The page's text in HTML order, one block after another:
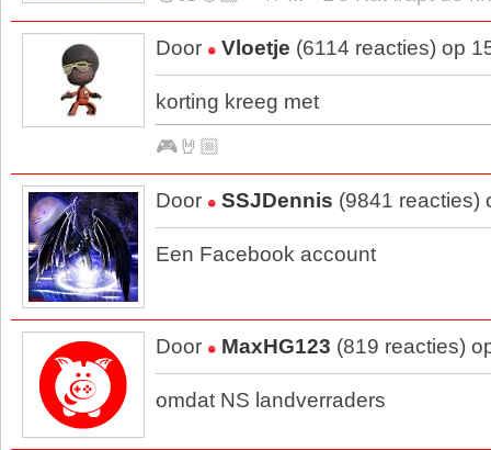
Door Vloetje (6114 reacties) op
korting kreeg met
🎮🤘🏼
Door SSJDennis (9841 reacties)
Een Facebook account
Door MaxHG123 (819 reacties)
omdat NS landverraders